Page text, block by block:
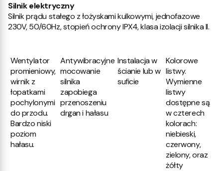
Silnik elektryczny
Silnik prądu stałego z łożyskami kulkowymi, jednofazowe
230V, 50/60Hz, stopień ochrony IPX4, klasa izolacji silnika II.
Wentylator
promieniowy,
wirnik z
łopatkami
pochylonymi
do przodu.
Bardzo niski
poziom
hałasu.
Antywibracyjne
mocowanie
silnika
zapobiega
przenoszeniu
drgan i hałasu
Instalacja w
ścianie lub w
suficie
Kolorowe
listwy.
Wymienne
listwy
dostępne są
w czterech
kolorach:
niebieski,
czerwony,
zielony, oraz
żółty